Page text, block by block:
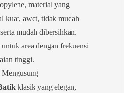
material yang
kuat, awet, tidak mudah
mudah dibersihkan.
area dengan frekuensi
tinggi.
Mengusung
klasik yang elegan,